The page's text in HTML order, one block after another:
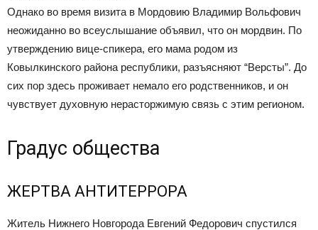
Однако во время визита в Мордовию Владимир Вольфович
неожиданно во всеуслышание объявил, что он мордвин. По
утверждению вице-спикера, его мама родом из
Ковылкинского района республики, разъясняют “Версты”. До
сих пор здесь проживает немало его родственников, и он
чувствует духовную нерасторжимую связь с этим регионом.
Градус общества
ЖЕРТВА АНТИТЕРРОРА
Житель Нижнего Новгорода Евгений Федорович спустился